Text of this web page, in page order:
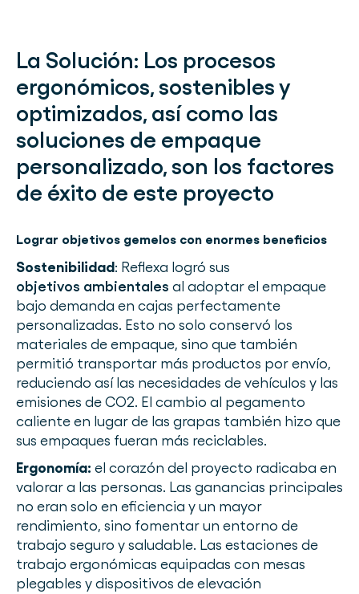
La Solución: Los procesos
ergonómicos, sostenibles y
optimizados, así como las
soluciones de empaque
personalizado, son los factores
de éxito de este proyecto
Lograr objetivos gemelos con enormes beneficios
Sostenibilidad: Reflexa logró sus
objetivos ambientales al adoptar el empaque
bajo demanda en cajas perfectamente
personalizadas. Esto no solo conservó los
materiales de empaque, sino que también
permitió transportar más productos por envío,
reduciendo así las necesidades de vehículos y las
emisiones de CO2. El cambio al pegamento
caliente en lugar de las grapas también hizo que
sus empaques fueran más reciclables.
Ergonomía: el corazón del proyecto radicaba en
valorar a las personas. Las ganancias principales
no eran solo en eficiencia y un mayor
rendimiento, sino fomentar un entorno de
trabajo seguro y saludable. Las estaciones de
trabajo ergonómicas equipadas con mesas
plegables y dispositivos de elevación